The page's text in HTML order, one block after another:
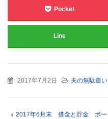
Pocket
Line
2017年7月2日 夫の無駄遣い
2017年6月末 借金と貯金 ボー